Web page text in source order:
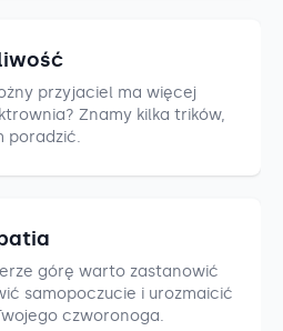
przyjaciel ma więcej
Znamy kilka trików,
poradzić.
górę warto zastanowić
samopoczucie i urozmaicić
czworonoga.